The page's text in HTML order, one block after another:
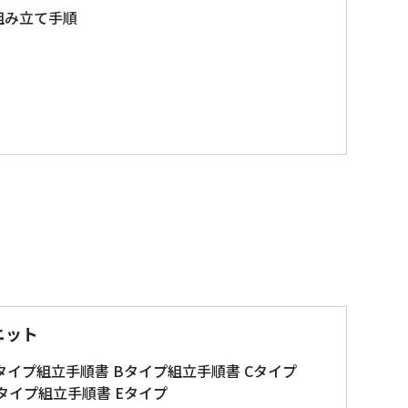
み立て手順
ト
イプ組立手順書 Bタイプ組立手順書 Cタイプ
イプ組立手順書 Eタイプ